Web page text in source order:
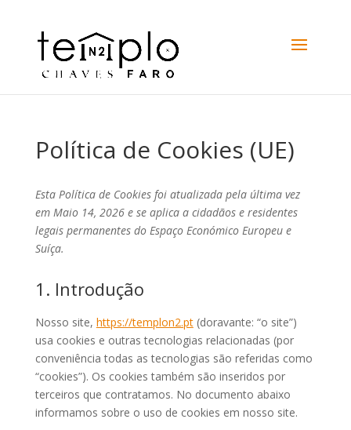
Política de Cookies (UE)
Esta Política de Cookies foi atualizada pela última vez
em Maio 14, 2026 e se aplica a cidadãos e residentes
legais permanentes do Espaço Económico Europeu e
Suíça.
1. Introdução
Nosso site, https://templon2.pt(doravante: “o site”)
usa cookies e outras tecnologias relacionadas (por
conveniência todas as tecnologias são referidas como
“cookies”). Os cookies também são inseridos por
terceiros que contratamos. No documento abaixo
informamos sobre o uso de cookies em nosso site.